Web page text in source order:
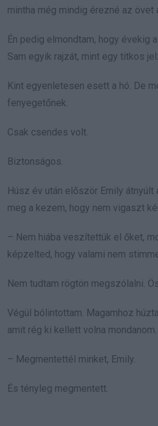
mintha még mindig érezné az övet
Én pedig elmondtam, hogy évekig
Sam egyik rajzát, mint egy titkos
Kint egyenletesen esett a hó. De
fenyegetőnek.
Csak csendes volt.
Biztonságos.
Húsz év után először Emily
meg a kezem, hogy nem vigaszt
– Nem hiába veszítettük el őket,
képzelted, hogy valami nem
Nem tudtam rögtön megszólalni.
Végül bólintottam. Magamhoz
amit rég ki kellett volna mondanom.
– Megmentettél minket, Emily.
És tényleg megmentett.